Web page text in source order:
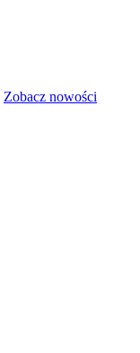
Zobacz nowości